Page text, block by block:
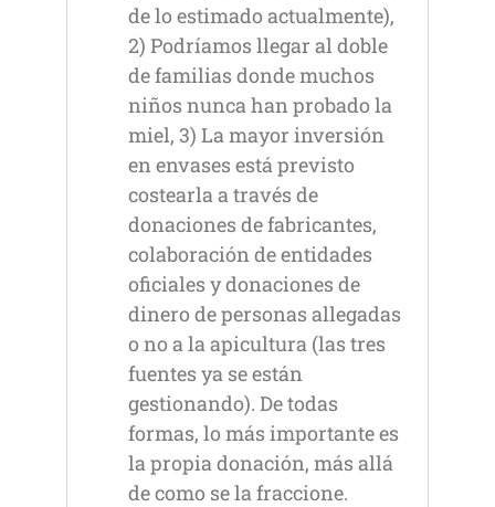
de lo estimado actualmente),
2) Podríamos llegar al doble
de familias donde muchos
niños nunca han probado la
miel, 3) La mayor inversión
en envases está previsto
costearla a través de
donaciones de fabricantes,
colaboración de entidades
oficiales y donaciones de
dinero de personas allegadas
o no a la apicultura (las tres
fuentes ya se están
gestionando). De todas
formas, lo más importante es
la propia donación, más allá
de como se la fraccione.